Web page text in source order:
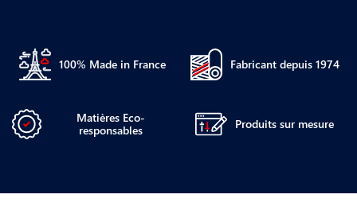
100% Made in France Fabricant depuis 1974
Matières Eco-
responsables
Produits sur mesure